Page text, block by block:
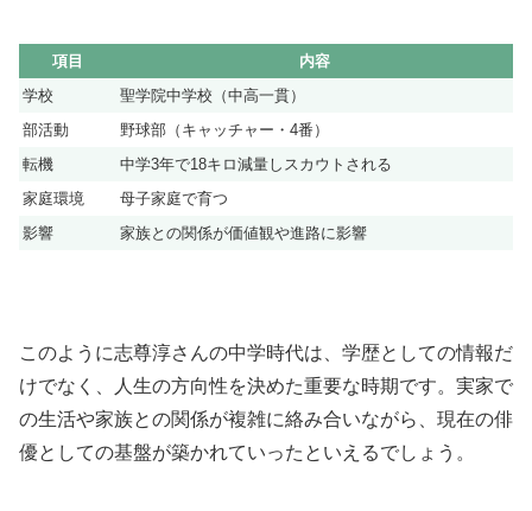
項目
内容
学校
聖学院中学校（中高一貫）
部活動
野球部（キャッチャー・4番）
転機
中学3年で18キロ減量しスカウトされる
家庭環境
母子家庭で育つ
影響
家族との関係が価値観や進路に影響
このように志尊淳さんの中学時代は、学歴としての情報だ
けでなく、人生の方向性を決めた重要な時期です。実家で
の生活や家族との関係が複雑に絡み合いながら、現在の俳
優としての基盤が築かれていったといえるでしょう。